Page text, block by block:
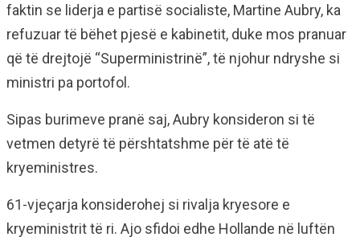
faktin se liderja e partisë socialiste, Martine Aubry, ka
refuzuar të bëhet pjesë e kabinetit, duke mos pranuar
që të drejtojë “Superministrinë”, të njohur ndryshe si
ministri pa portofol.
Sipas burimeve pranë saj, Aubry konsideron si të
vetmen detyrë të përshtatshme për të atë të
kryeministres.
61-vjeçarja konsiderohej si rivalja kryesore e
kryeministrit të ri. Ajo sfidoi edhe Hollande në luftën